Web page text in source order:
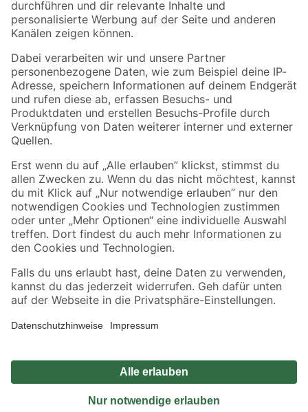
Folge uns
Zahlungsarten Versandarten
Sicher einkaufen
Jetzt die toom-App herunterladen
Alle Preisangaben in EUR inkl. gesetzl. MwSt.. Die dargestellten Angebote sind unter
Umständen nicht in allen Märkten verfügbar. Die angegebenen Verfügbarkeiten beziehen
Produkte nur solange der Vorrat reicht.
*Paketversand ab 59 € versandkostenfrei, gilt nicht für Artikel mit Speditionsversand, hier
Privatsphäre Impressum
Nutzungsbedingungen
Widerrufsrecht
Vertrag widerrufen